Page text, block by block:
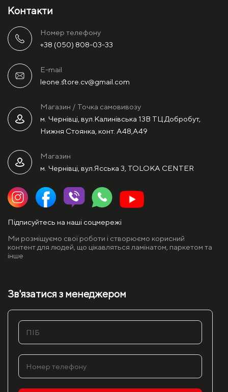
Контакти
Номер телефону
+38 (050) 808-03-33
E-mail
leone.store.cv@gmail.com
Магазин / Точка самовивозу
м. Чернівці, вул.Калинівська 13В ТЦ Добробут,
Нижня Стоянка, конт. А48,А49
Магазин
м. Чернівці, вул.Ясська 3, TOLOKA CENTER
Підписуйтесь на наші соцмережі
Ми розміщуємо свої роботи і створюємо корисний
контент для людей, що цікавляться ламінатом, паркетом та
інше
Зв'язатися з менеджером